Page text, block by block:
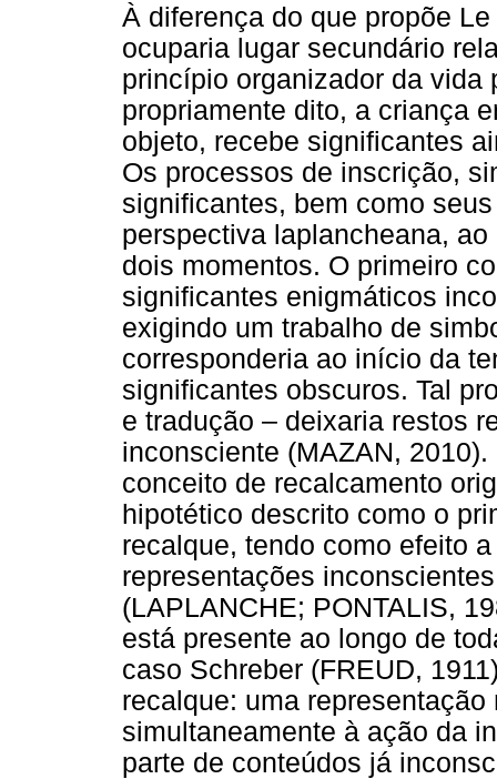
À diferença do que propõe
ocuparia lugar secundário
princípio organizador da vida
propriamente dito, a criança
objeto, recebe significantes
Os processos de inscrição,
significantes, bem como
perspectiva laplancheana,
dois momentos. O primeiro
significantes enigmáticos
exigindo um trabalho de
corresponderia ao início da
significantes obscuros. Tal
e tradução – deixaria restos
inconsciente (MAZAN,
conceito de recalcamento
hipotético descrito como o
recalque, tendo como efeito
representações
(LAPLANCHE; PONTALIS,
está presente ao longo de
caso Schreber (FREUD,
recalque: uma
simultaneamente à ação da
parte de conteúdos já